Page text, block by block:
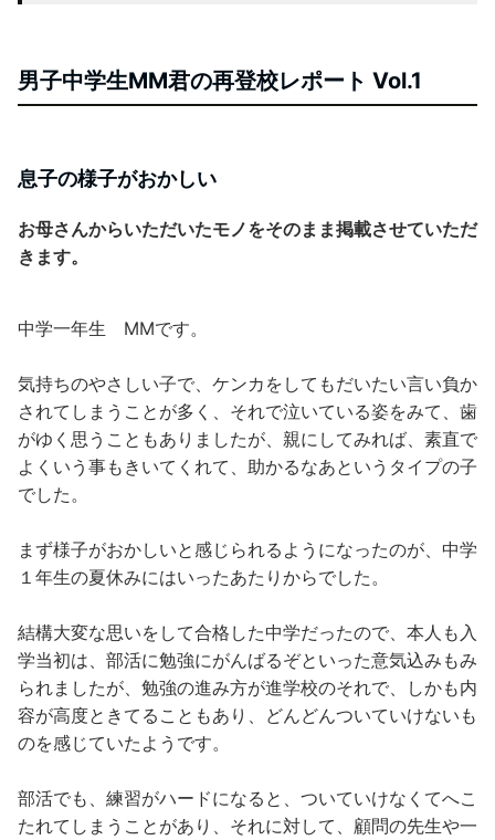
男子中学生MM君の再登校レポート Vol.1
息子の様子がおかしい
お母さんからいただいたモノをそのまま掲載させていただ
きます。
中学一年生 MMです。
気持ちのやさしい子で、ケンカをしてもだいたい言い負か
されてしまうことが多く、それで泣いている姿をみて、歯
がゆく思うこともありましたが、親にしてみれば、素直で
よくいう事もきいてくれて、助かるなあというタイプの子
でした。
まず様子がおかしいと感じられるようになったのが、中学
１年生の夏休みにはいったあたりからでした。
結構大変な思いをして合格した中学だったので、本人も入
学当初は、部活に勉強にがんばるぞといった意気込みもみ
られましたが、勉強の進み方が進学校のそれで、しかも内
容が高度ときてることもあり、どんどんついていけないも
のを感じていたようです。
部活でも、練習がハードになると、ついていけなくてへこ
たれてしまうことがあり、それに対して、顧問の先生や一